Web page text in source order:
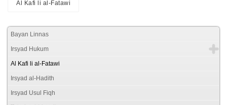
Al Kafi li al-Fatawi
Bayan Linnas
Irsyad Hukum
Al Kafi li al-Fatawi
Irsyad al-Hadith
Irsyad Usul Fiqh